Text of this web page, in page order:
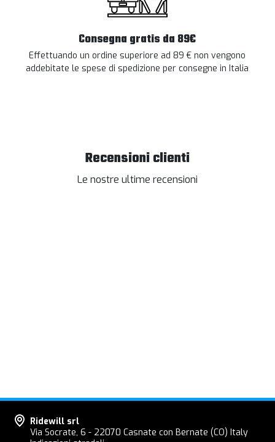
Consegna gratis da 89€
Effettuando un ordine superiore ad 89 € non vengono
addebitate le spese di spedizione per consegne in Italia
Recensioni clienti
Le nostre ultime recensioni
Ridewill srl
Via Socrate, 6 - 22070 Casnate con Bernate (CO) Italy